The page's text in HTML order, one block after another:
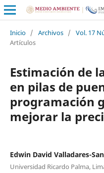
Inicio / Archivos / Vol. 17
Artículos
Estimación de
en pilas de
programación
mejorar la
Edwin David Valladares-
Universidad Ricardo Palma,